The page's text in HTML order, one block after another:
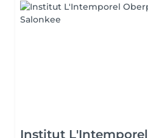
Institut L'Intemporel